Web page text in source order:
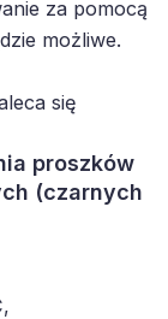
za pomocą
możliwe.
się
proszków
(czarnych